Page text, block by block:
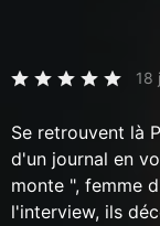
18
Se retrouvent là
d'un journal en
monte ", femme
l'interview, ils